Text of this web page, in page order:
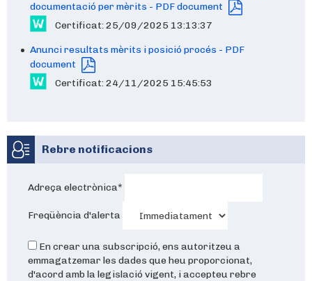
documentació per mèrits - PDF document
Certificat: 25/09/2025 13:13:37
Anunci resultats mèrits i posició procés - PDF
document
Certificat: 24/11/2025 15:45:53
Rebre notificacions
Adreça electrònica*
Freqüència d'alerta
En crear una subscripció, ens autoritzeu a
emmagatzemar les dades que heu proporcionat,
d'acord amb la legislació vigent, i accepteu rebre